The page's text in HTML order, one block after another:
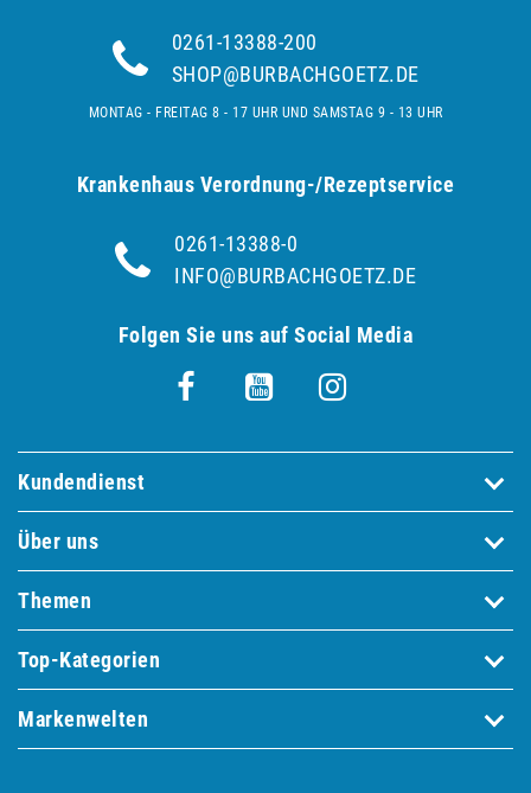
0261-13388-200
SHOP@BURBACHGOETZ.DE
MONTAG - FREITAG 8 - 17 UHR UND SAMSTAG 9 - 13 UHR
Krankenhaus Verordnung-/Rezeptservice
0261-13388-0
INFO@BURBACHGOETZ.DE
Folgen Sie uns auf Social Media
Kundendienst
Über uns
Themen
Top-Kategorien
Markenwelten